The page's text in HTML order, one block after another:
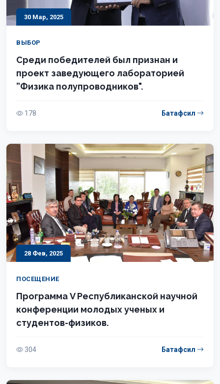
30 Мар, 2025
ВЫБОР
Среди победителей был признан и
проект заведующего лабораторией
”Физика полупроводников".
178 Батафсил
28 Фев, 2025
ПОСЕЩЕНИЕ
Программа V Республиканской научной
конференции молодых ученых и
студентов-физиков.
304 Батафсил